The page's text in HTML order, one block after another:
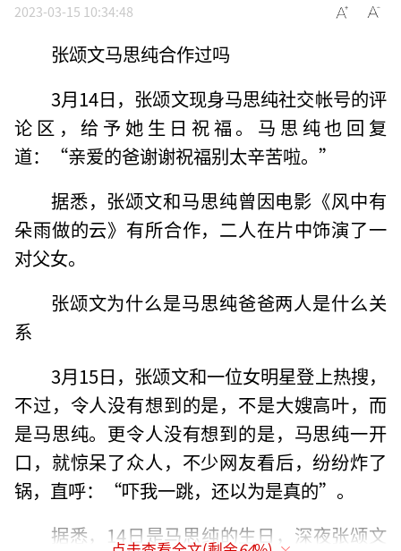
2023-03-15 10:34:48
张颂文马思纯合作过吗
3月14日，张颂文现身马思纯社交帐号的评
论区，给予她生日祝福。马思纯也回复
道：“亲爱的爸谢谢祝福别太辛苦啦。”
据悉，张颂文和马思纯曾因电影《风中有
朵雨做的云》有所合作，二人在片中饰演了一
对父女。
张颂文为什么是马思纯爸爸两人是什么关
系
3月15日，张颂文和一位女明星登上热搜，
不过，令人没有想到的是，不是大嫂高叶，而
是马思纯。更令人没有想到的是，马思纯一开
口，就惊呆了众人，不少网友看后，纷纷炸了
锅，直呼：“吓我一跳，还以为是真的”。
据悉，14日是马思纯的生日，深夜张颂文